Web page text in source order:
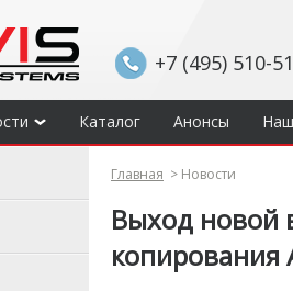
+7 (495) 510-
Каталог Анонсы
Главная > Новости
Выход новой